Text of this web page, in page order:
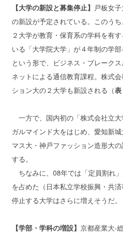
【大学の新設と募集停止】 戸板女
の新設が予定されている。このうち
２大学が教育・保育系の学科を有
いる「大学院大学」が４年制の学
という形で、ビジネス・ブレーク
ネットによる通信教育課程。株式
ション大の２大学も新設される（表
一方で、国内初の「株式会社立
ガルマインド大をはじめ、愛知新
マス大・神戸ファッション造形大
する。
ちなみに、08年では「定員割れ
を占めた（日本私立学校振興・共
停止する大学はさらに増えそうだ。
【学部・学科の増設】 京都産業大‐